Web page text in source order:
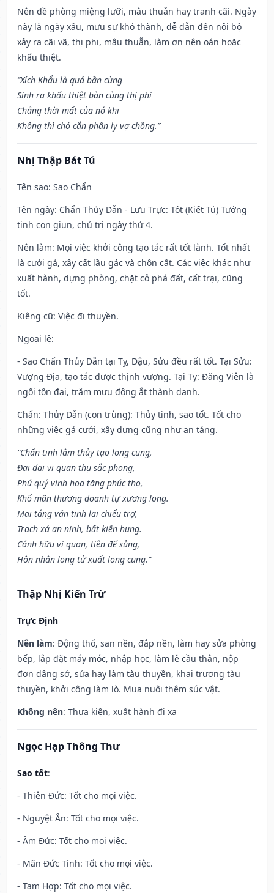
Nên đề phòng miệng lưỡi, mâu thuẫn hay tranh cãi. Ngày
này là ngày xấu, mưu sự khó thành, dễ dẫn đến nội bộ
xảy ra cãi vã, thị phi, mâu thuẫn, làm ơn nên oán hoặc
khẩu thiệt.
“Xích Khẩu là quả bần cùng
Sinh ra khẩu thiệt bàn cùng thị phi
Chẳng thời mất của nó khi
Không thì chó cắn phân ly vợ chồng.”
Nhị Thập Bát Tú
Tên sao: Sao Chẩn
Tên ngày: Chẩn Thủy Dẫn - Lưu Trực: Tốt (Kiết Tú) Tướng
tinh con giun, chủ trị ngày thứ 4.
Nên làm: Mọi việc khởi công tạo tác rất tốt lành. Tốt nhất
là cưới gả, xây cất lầu gác và chôn cất. Các việc khác như
xuất hành, dựng phòng, chặt cỏ phá đất, cất trại, cũng
tốt.
Kiêng cữ: Việc đi thuyền.
Ngoại lệ:
- Sao Chẩn Thủy Dẫn tại Tỵ, Dậu, Sửu đều rất tốt. Tại Sửu:
Vượng Địa, tạo tác được thịnh vượng. Tại Tỵ: Đăng Viên là
ngôi tôn đại, trăm mưu động ắt thành danh.
Chẩn: Thủy Dẫn (con trùng): Thủy tinh, sao tốt. Tốt cho
những việc gả cưới, xây dựng cũng như an táng.
“Chẩn tinh lâm thủy tạo long cung,
Đại đại vi quan thụ sắc phong,
Phú quý vinh hoa tăng phúc thọ,
Khố mãn thương doanh tự xương long.
Mai táng văn tinh lai chiếu trợ,
Trạch xá an ninh, bất kiến hung.
Cánh hữu vi quan, tiên đế sủng,
Hôn nhân long tử xuất long cung.”
Thập Nhị Kiến Trừ
Trực Định
Nên làm: Động thổ, san nền, đắp nền, làm hay sửa phòng
bếp, lắp đặt máy móc, nhập học, làm lễ cầu thân, nộp
đơn dâng sớ, sửa hay làm tàu thuyền, khai trương tàu
thuyền, khởi công làm lò. Mua nuôi thêm súc vật.
Không nên: Thưa kiện, xuất hành đi xa
Ngọc Hạp Thông Thư
Sao tốt:
- Thiên Đức: Tốt cho mọi việc.
- Nguyệt Ân: Tốt cho mọi việc.
- Âm Đức: Tốt cho mọi việc.
- Mãn Đức Tinh: Tốt cho mọi việc.
- Tam Hợp: Tốt cho mọi việc.